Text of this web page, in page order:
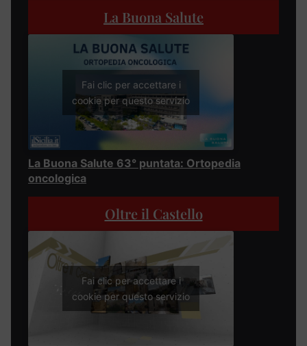
La Buona Salute
Fai clic per accettare i
cookie per questo servizio
La Buona Salute 63° puntata: Ortopedia
oncologica
Oltre il Castello
Fai clic per accettare i
cookie per questo servizio